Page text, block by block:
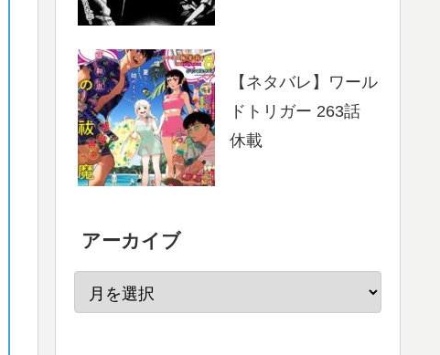
【ネタバレ】ワール
ドトリガー 263話
休載
アーカイブ